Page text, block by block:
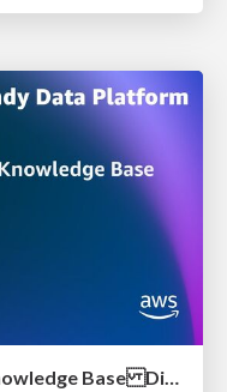
Amazon Bedrock Managed Knowledge Base Dive Deep